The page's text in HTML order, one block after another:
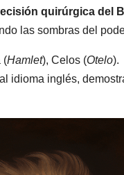
quirúrgica del
las sombras del
(Hamlet), Celos (Otelo).
idioma inglés,